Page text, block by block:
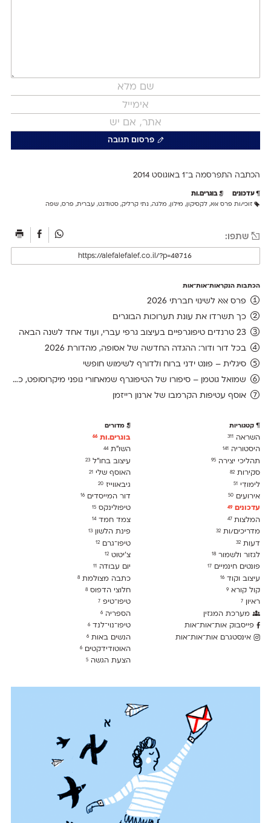
פרסום תגובה
הכתבה התפרסמה ב־1 ב אוגוסט 2014
עדכונים בוגרים.ות
זוכי/ות פרס אאא, לקסיקון , מילון , מלגה, נתי קרליק, סטודנט, עברית, פרס, שפה
שתפו:
הכתבות הנקראות־אות־אות
פרס אאא לשינוי חברתי 2026
כך תשרדו את עונת תערוכות הבוגרים
23 טרנדים טיפוגרפיים בעיצוב גרפי עברי, ועוד אחד לשנה הבאה
בכל דור ודור: ההגדה החדשה של אסופה, מהדורת 2026
סיגלית – פונט ידני ברוח ולדורף לשימוש חופשי
שמואל גוטמן – סיפורו של הטיפוגרף שמאחורי גופני מיקרוסופט, כפי שנחשף בארכיון של נינתו
אוסף עטיפות הקרמבו של ארנון רייזמן
קטגוריות
השראה 311
היסטוריה 141
תהליכי יצירה 95
סקירות 82
לימודִי 51
אירועים 50
עדכונים49
המלצות47
מדריכים/ות 32
דעות 32
לגזור ולשמור 18
פונטים חינמיים 17
עיצוב וקוד 16
קול קורא 9
ראיון 7
מערכת המגזין
פייסבוק אות־אות־אות
אינסטגרם אות־אות־אות
מדורים
בוגרים.ות66
השו״ת44
עיצוב בחו"ל23
האוסף שלי21
גיבאווייז20
דור המייסדים16
טיפולינקס15
צמד חמד14
פינת הלשון13
טיפו־גרם12
צ׳יטוט12
יום עבודה11
כתבה מצולמת8
חלוצי הדפוס8
טיפו־טיפ7
הספריה6
טיפו־נוי־לנד6
הנשים באות6
האוטודידקטים6
הצעת הגשה5